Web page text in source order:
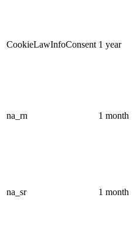
CookieLawInfoConsent 1 year
na_rn 1 month
na_sr 1 month